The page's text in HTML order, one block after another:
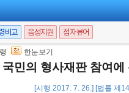
비교 음성지원 점자뷰어
한눈보기
국민의 형사재판 참여에
[시행 2017. 7. 26.] [법률 제
민참여재판을 하는 사건에 관하여
히 직무를 수행하여야 한다.
나 재판의 공정을 해하는 행위를